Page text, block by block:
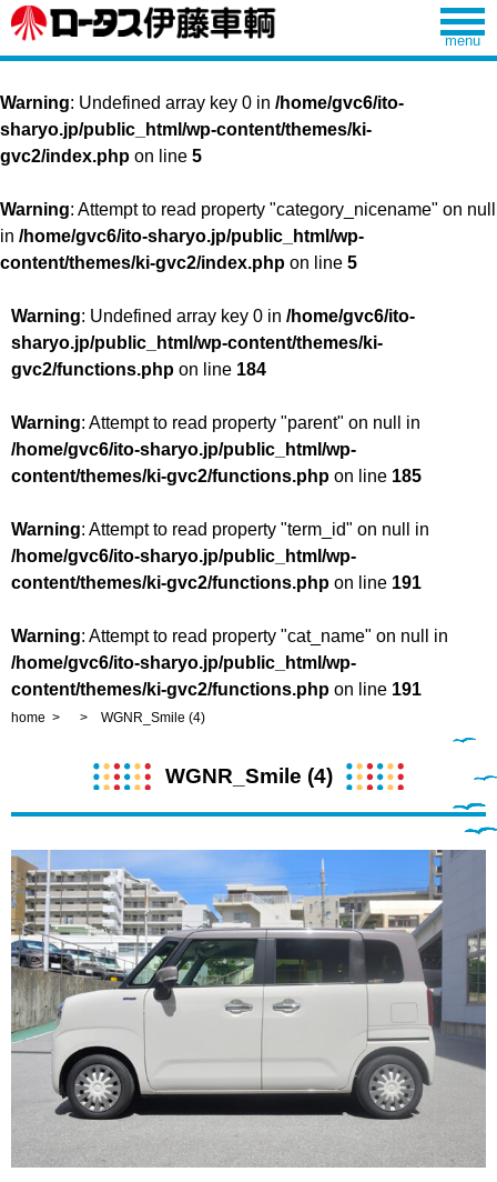
Warning: Undefined array key 0 in /home/gvc6/ito-
sharyo.jp/public_html/wp-content/themes/ki-
gvc2/index.php on line 5
Warning: Attempt to read property "category_nicename" on null
in /home/gvc6/ito-sharyo.jp/public_html/wp-
content/themes/ki-gvc2/index.php on line 5
Warning: Undefined array key 0 in /home/gvc6/ito-
sharyo.jp/public_html/wp-content/themes/ki-
gvc2/functions.php on line 184
Warning: Attempt to read property "parent" on null in
/home/gvc6/ito-sharyo.jp/public_html/wp-
content/themes/ki-gvc2/functions.php on line 185
Warning: Attempt to read property "term_id" on null in
/home/gvc6/ito-sharyo.jp/public_html/wp-
content/themes/ki-gvc2/functions.php on line 191
Warning: Attempt to read property "cat_name" on null in
/home/gvc6/ito-sharyo.jp/public_html/wp-
content/themes/ki-gvc2/functions.php on line 191
home WGNR_Smile (4)
WGNR_Smile (4)